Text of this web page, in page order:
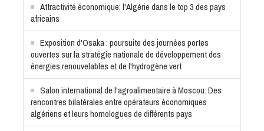
Attractivité économique: l'Algérie dans le top 3 des pays
africains
Exposition d'Osaka : poursuite des journées portes
ouvertes sur la stratégie nationale de développement des
énergies renouvelables et de l'hydrogène vert
Salon international de l'agroalimentaire à Moscou: Des
rencontres bilatérales entre opérateurs économiques
algériens et leurs homologues de différents pays